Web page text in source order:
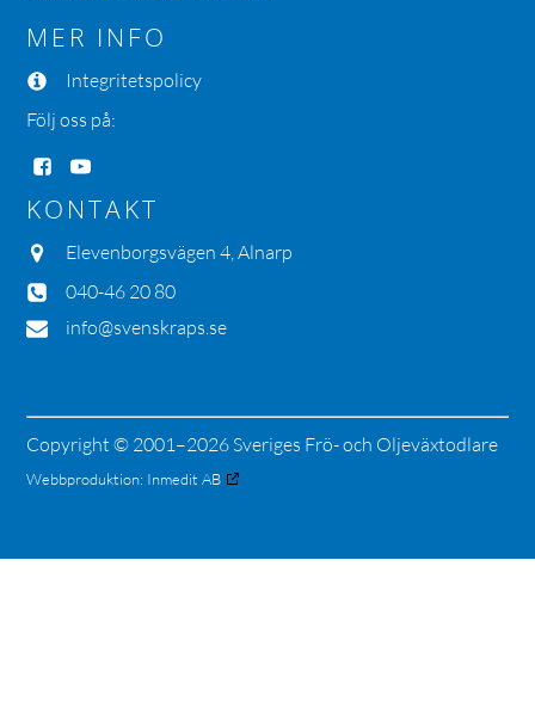
MER INFO
Integritetspolicy
Följ oss på:
KONTAKT
Elevenborgsvägen 4, Alnarp
040-46 20 80
info@svenskraps.se
Copyright © 2001–2026 Sveriges Frö- och Oljeväxtodlare
Webbproduktion: Inmedit AB